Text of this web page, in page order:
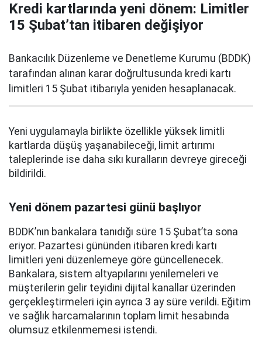
Kredi kartlarında yeni dönem: Limitler
15 Şubat’tan itibaren değişiyor
Bankacılık Düzenleme ve Denetleme Kurumu (BDDK)
tarafından alınan karar doğrultusunda kredi kartı
limitleri 15 Şubat itibarıyla yeniden hesaplanacak.
Yeni uygulamayla birlikte özellikle yüksek limitli
kartlarda düşüş yaşanabileceği, limit artırımı
taleplerinde ise daha sıkı kuralların devreye gireceği
bildirildi.
Yeni dönem pazartesi günü başlıyor
BDDK’nın bankalara tanıdığı süre 15 Şubat’ta sona
eriyor. Pazartesi gününden itibaren kredi kartı
limitleri yeni düzenlemeye göre güncellenecek.
Bankalara, sistem altyapılarını yenilemeleri ve
müşterilerin gelir teyidini dijital kanallar üzerinden
gerçekleştirmeleri için ayrıca 3 ay süre verildi. Eğitim
ve sağlık harcamalarının toplam limit hesabında
olumsuz etkilenmemesi istendi.